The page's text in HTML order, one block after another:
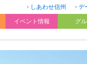
しあわせ信州 デ
イベント情報 グ